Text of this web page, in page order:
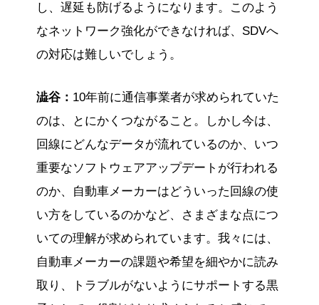
し、遅延も防げるようになります。このよう
なネットワーク強化ができなければ、SDVへ
の対応は難しいでしょう。
澁谷： 10年前に通信事業者が求められていた
のは、とにかくつながること。しかし今は、
回線にどんなデータが流れているのか、いつ
重要なソフトウェアアップデートが行われる
のか、自動車メーカーはどういった回線の使
い方をしているのかなど、さまざまな点につ
いての理解が求められています。我々には、
自動車メーカーの課題や希望を細やかに読み
取り、トラブルがないようにサポートする黒